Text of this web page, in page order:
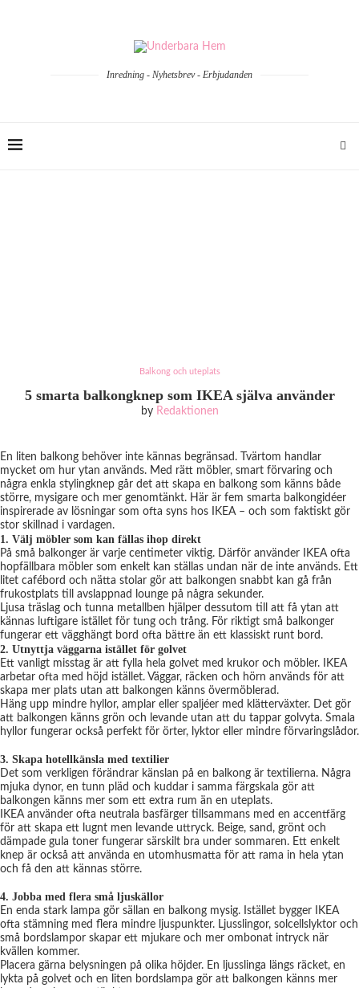
Inredning - Nyhetsbrev - Erbjudanden
Balkong och uteplats
5 smarta balkongknep som IKEA själva använder
by Redaktionen
En liten balkong behöver inte kännas begränsad. Tvärtom handlar
mycket om hur ytan används. Med rätt möbler, smart förvaring och
några enkla stylingknep går det att skapa en balkong som känns både
större, mysigare och mer genomtänkt. Här är fem smarta balkongidéer
inspirerade av lösningar som ofta syns hos IKEA – och som faktiskt gör
stor skillnad i vardagen.
1. Välj möbler som kan fällas ihop direkt
På små balkonger är varje centimeter viktig. Därför använder IKEA ofta
hopfällbara möbler som enkelt kan ställas undan när de inte används. Ett
litet cafébord och nätta stolar gör att balkongen snabbt kan gå från
frukostplats till avslappnad lounge på några sekunder.
Ljusa träslag och tunna metallben hjälper dessutom till att få ytan att
kännas luftigare istället för tung och trång. För riktigt små balkonger
fungerar ett vägghängt bord ofta bättre än ett klassiskt runt bord.
2. Utnyttja väggarna istället för golvet
Ett vanligt misstag är att fylla hela golvet med krukor och möbler. IKEA
arbetar ofta med höjd istället. Väggar, räcken och hörn används för att
skapa mer plats utan att balkongen känns övermöblerad.
Häng upp mindre hyllor, amplar eller spaljéer med klätterväxter. Det gör
att balkongen känns grön och levande utan att du tappar golvyta. Smala
hyllor fungerar också perfekt för örter, lyktor eller mindre förvaringslådor.
3. Skapa hotellkänsla med textilier
Det som verkligen förändrar känslan på en balkong är textilierna. Några
mjuka dynor, en tunn pläd och kuddar i samma färgskala gör att
balkongen känns mer som ett extra rum än en uteplats.
IKEA använder ofta neutrala basfärger tillsammans med en accentfärg
för att skapa ett lugnt men levande uttryck. Beige, sand, grönt och
dämpade gula toner fungerar särskilt bra under sommaren. Ett enkelt
knep är också att använda en utomhusmatta för att rama in hela ytan
och få den att kännas större.
4. Jobba med flera små ljuskällor
En enda stark lampa gör sällan en balkong mysig. Istället bygger IKEA
ofta stämning med flera mindre ljuspunkter. Ljusslingor, solcellslyktor och
små bordslampor skapar ett mjukare och mer ombonat intryck när
kvällen kommer.
Placera gärna belysningen på olika höjder. En ljusslinga längs räcket, en
lykta på golvet och en liten bordslampa gör att balkongen känns mer